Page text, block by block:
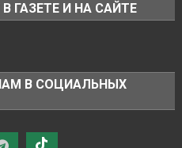
ГАЗЕТЕ И НА САЙТЕ
В СОЦИАЛЬНЫХ